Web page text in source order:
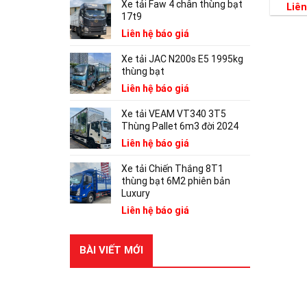
Xe tải Faw 4 chân thùng bạt
17t9
Liên hệ báo giá
Xe tải JAC N200s E5 1995kg
thùng bạt
Liên hệ báo giá
Xe tải VEAM VT340 3T5
Thùng Pallet 6m3 đời 2024
Liên hệ báo giá
Xe tải Chiến Thắng 8T1
thùng bạt 6M2 phiên bản
Luxury
Liên hệ báo giá
BÀI VIẾT MỚI